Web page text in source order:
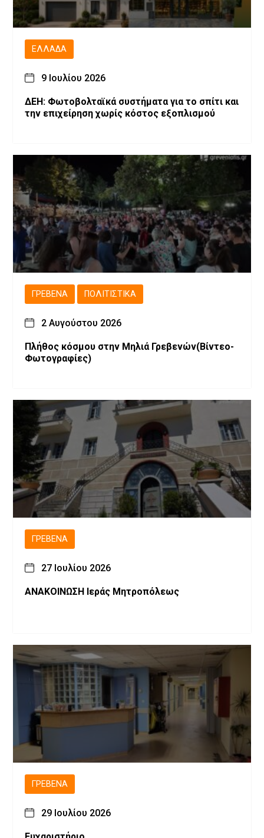
ΕΛΛΆΔΑ
9 Ιουλίου 2026
ΔΕΗ: Φωτοβολταϊκά συστήματα για το σπίτι και
την επιχείρηση χωρίς κόστος εξοπλισμού
ΓΡΕΒΕΝΆ ΠΟΛΙΤΙΣΤΙΚΆ
2 Αυγούστου 2026
Πλήθος κόσμου στην Μηλιά Γρεβενών(Βίντεο-
Φωτογραφίες)
ΓΡΕΒΕΝΆ
27 Ιουλίου 2026
ΑΝΑΚΟΙΝΩΣΗ Ιεράς Μητροπόλεως
ΓΡΕΒΕΝΆ
29 Ιουλίου 2026